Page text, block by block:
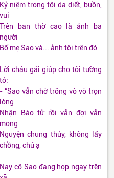
Kỷ niệm trong tôi da diết, buồn,
vui
Trên ban thờ cao là ảnh ba
người
Bố mẹ Sao và... ảnh tôi trên đó
Lời cháu gái giúp cho tôi tường
tỏ:
- “Sao vẫn chờ trông vò võ trọn
lòng
Nhận Báo tử rồi vẫn đợi vẫn
mong
Nguyện chung thủy, không lấy
chồng, chú ạ
Nay cô Sao đang họp ngay trên